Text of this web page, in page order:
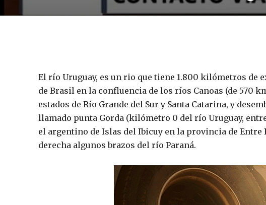
El río Uruguay, es un rio que tiene 1.800 kilómetros de
de Brasil en la confluencia de los ríos Canoas (de 570
estados de Río Grande del Sur y Santa Catarina, y
llamado punta Gorda (kilómetro 0 del río Uruguay,
el argentino de Islas del Ibicuy en la provincia de
derecha algunos brazos del río Paraná.